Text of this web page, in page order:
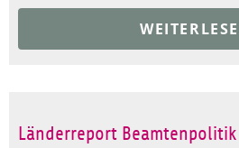
Länderreport